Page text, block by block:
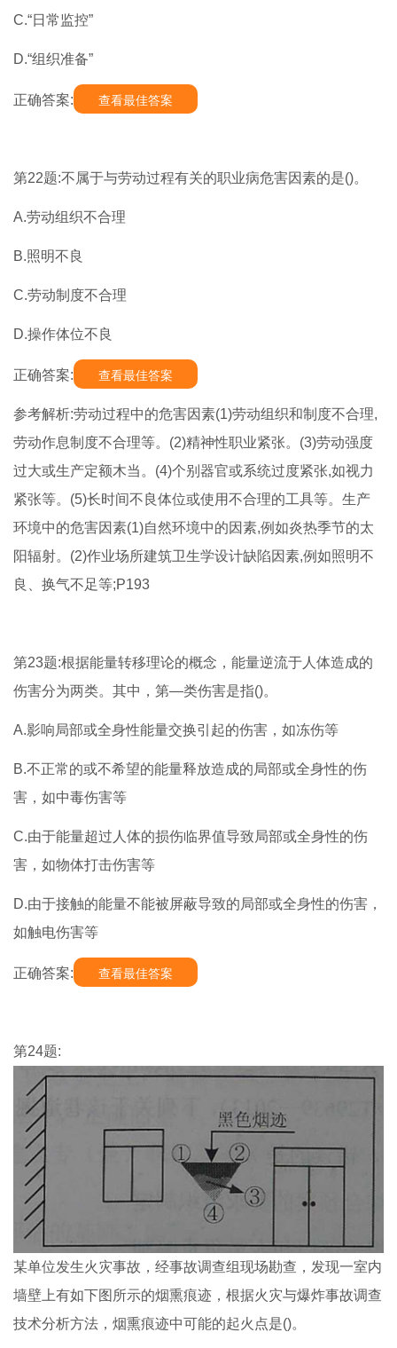
C.“日常监控”
D.“组织准备”
正确答案: 查看最佳答案
第22题:不属于与劳动过程有关的职业病危害因素的是()。
A.劳动组织不合理
B.照明不良
C.劳动制度不合理
D.操作体位不良
正确答案: 查看最佳答案
参考解析:劳动过程中的危害因素(1)劳动组织和制度不合理,
劳动作息制度不合理等。(2)精神性职业紧张。(3)劳动强度
过大或生产定额木当。(4)个别器官或系统过度紧张,如视力
紧张等。(5)长时间不良体位或使用不合理的工具等。生产
环境中的危害因素(1)自然环境中的因素,例如炎热季节的太
阳辐射。(2)作业场所建筑卫生学设计缺陷因素,例如照明不
良、换气不足等;P193
第23题:根据能量转移理论的概念，能量逆流于人体造成的
伤害分为两类。其中，第—类伤害是指()。
A.影响局部或全身性能量交换引起的伤害，如冻伤等
B.不正常的或不希望的能量释放造成的局部或全身性的伤
害，如中毒伤害等
C.由于能量超过人体的损伤临界值导致局部或全身性的伤
害，如物体打击伤害等
D.由于接触的能量不能被屏蔽导致的局部或全身性的伤害，
如触电伤害等
正确答案: 查看最佳答案
第24题:
某单位发生火灾事故，经事故调查组现场勘查，发现一室内
墙壁上有如下图所示的烟熏痕迹，根据火灾与爆炸事故调查
技术分析方法，烟熏痕迹中可能的起火点是()。